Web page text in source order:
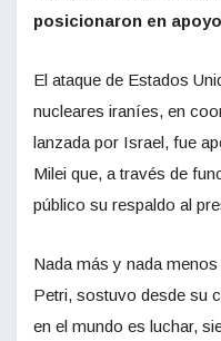
posicionaron en
El ataque de Estados
nucleares iraníes, en
lanzada por Israel, fue
Milei que, a través de
público su respaldo al
Nada más y nada
Petri, sostuvo desde su
en el mundo es luchar,